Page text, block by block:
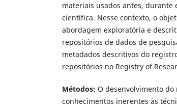
materiais usados antes, durante
científica. Nesse contexto, o
abordagem exploratória e
repositórios de dados de
metadados descritivos do
repositórios no Registry of
Métodos: O desenvolvimento
conhecimentos inerentes às